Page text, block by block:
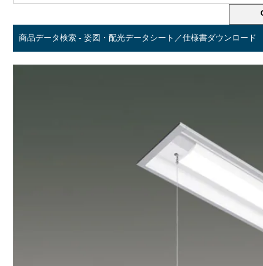
商品データ検索 - 姿図・配光データシート／仕様書ダウンロード